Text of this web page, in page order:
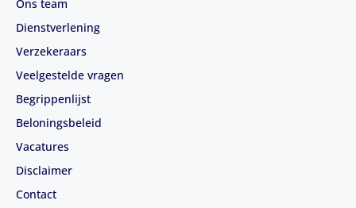
Ons team
Dienstverlening
Verzekeraars
Veelgestelde vragen
Begrippenlijst
Beloningsbeleid
Vacatures
Disclaimer
Contact